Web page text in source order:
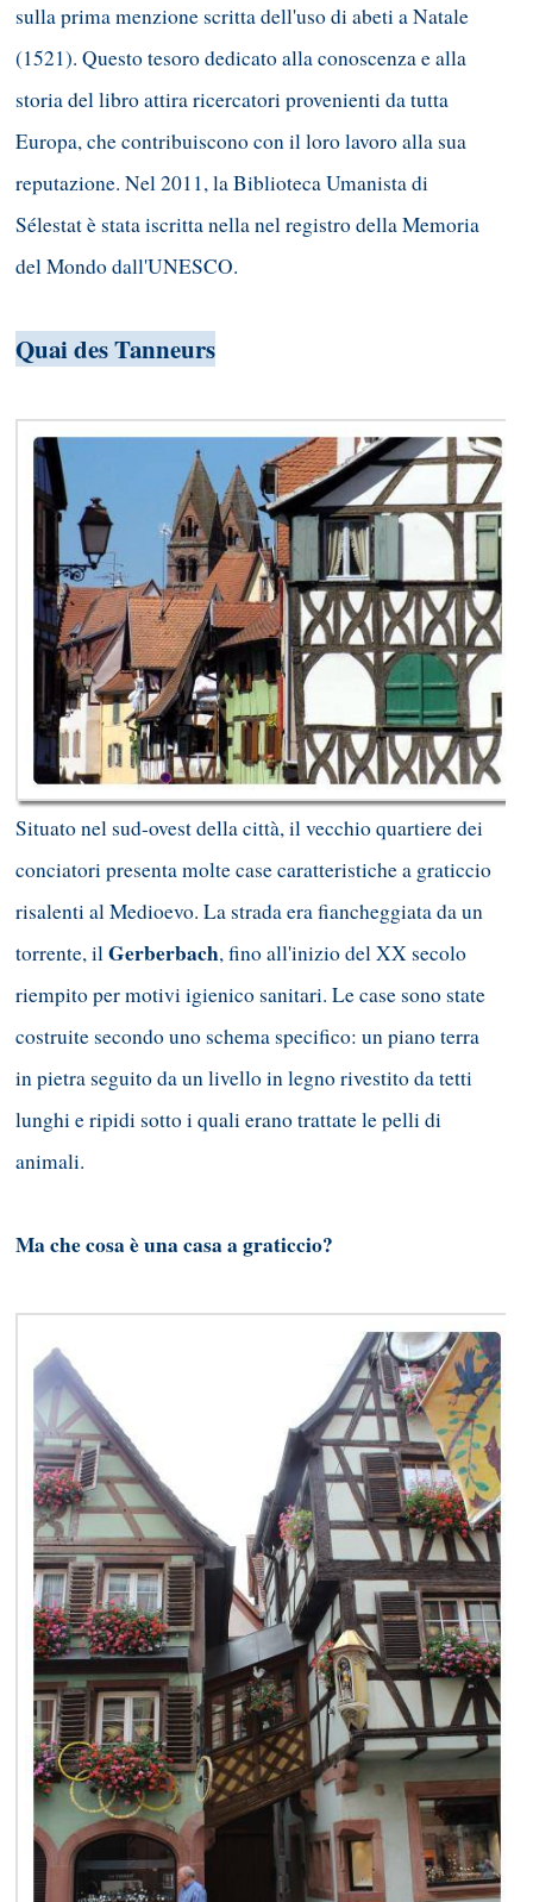
sulla prima menzione scritta dell'uso di abeti a Natale
(1521). Questo tesoro dedicato alla conoscenza e alla
storia del libro attira ricercatori provenienti da tutta
Europa, che contribuiscono con il loro lavoro alla sua
reputazione. Nel 2011, la Biblioteca Umanista di
Sélestat è stata iscritta nella nel registro della Memoria
del Mondo dall'UNESCO.
Quai des Tanneurs
Situato nel sud-ovest della città, il vecchio quartiere dei
conciatori presenta molte case caratteristiche a graticcio
risalenti al Medioevo. La strada era fiancheggiata da un
torrente, ilGerberbach, fino all'inizio del XX secolo
riempito per motivi igienico sanitari. Le case sono state
costruite secondo uno schema specifico: un piano terra
in pietra seguito da un livello in legno rivestito da tetti
lunghi e ripidi sotto i quali erano trattate le pelli di
animali.
Ma che cosa è una casa a graticcio?